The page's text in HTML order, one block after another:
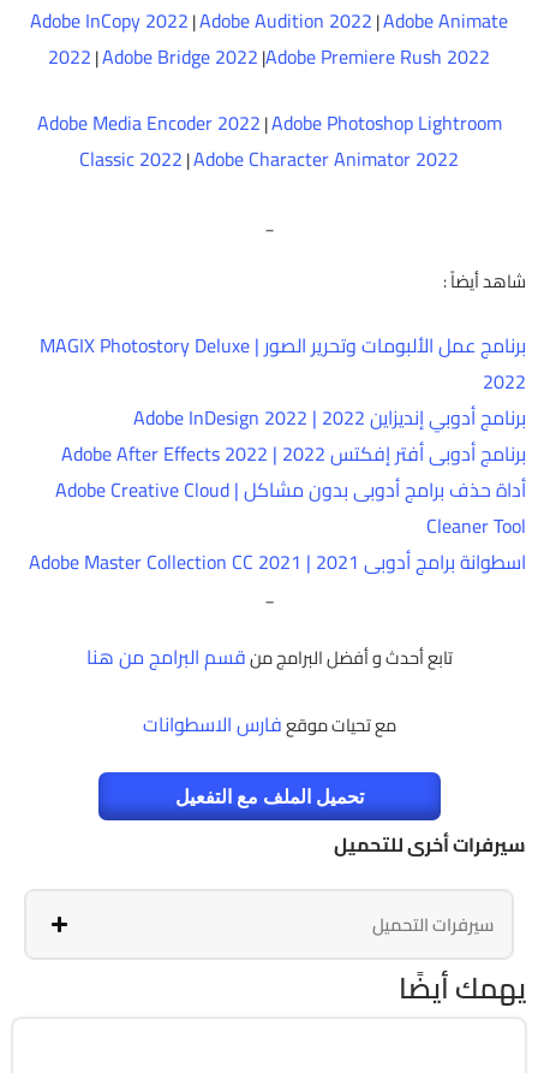
Adobe InCopy 2022|Adobe Audition 2022|Adobe Animate
2022|Adobe Bridge 2022|Adobe Premiere Rush 2022
Adobe Media Encoder 2022|Adobe Photoshop Lightroom
Classic 2022|Adobe Character Animator 2022
_
شاهد أيضاً :
برنامج عمل الألبومات وتحرير الصور | MAGIX Photostory Deluxe
2022
برنامج أدوبي إنديزاين 2022 | Adobe InDesign 2022
برنامج أدوبى أفتر إفكتس 2022 | Adobe After Effects 2022
أداة حذف برامج أدوبى بدون مشاكل | Adobe Creative Cloud
Cleaner Tool
اسطوانة برامج أدوبى 2021 | Adobe Master Collection CC 2021
_
تابع أحدث و أفضل البرامج منقسم البرامج من هنا
مع تحيات موقعفارس الاسطوانات
تحميل الملف مع التفعيل
سيرفرات أخرى للتحميل
سيرفرات التحميل
يهمك أيضًا